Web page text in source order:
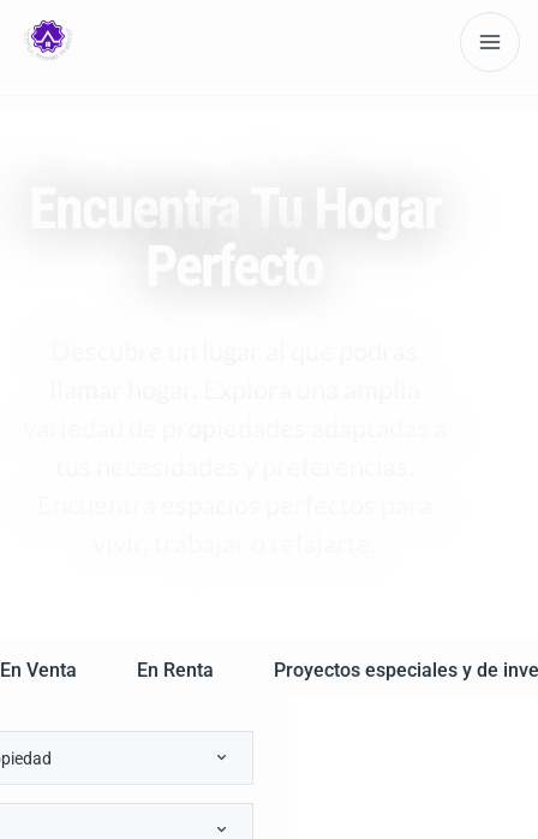
Encuentra Tu Hogar
Perfecto
En Venta En Renta Proyectos especiales y de